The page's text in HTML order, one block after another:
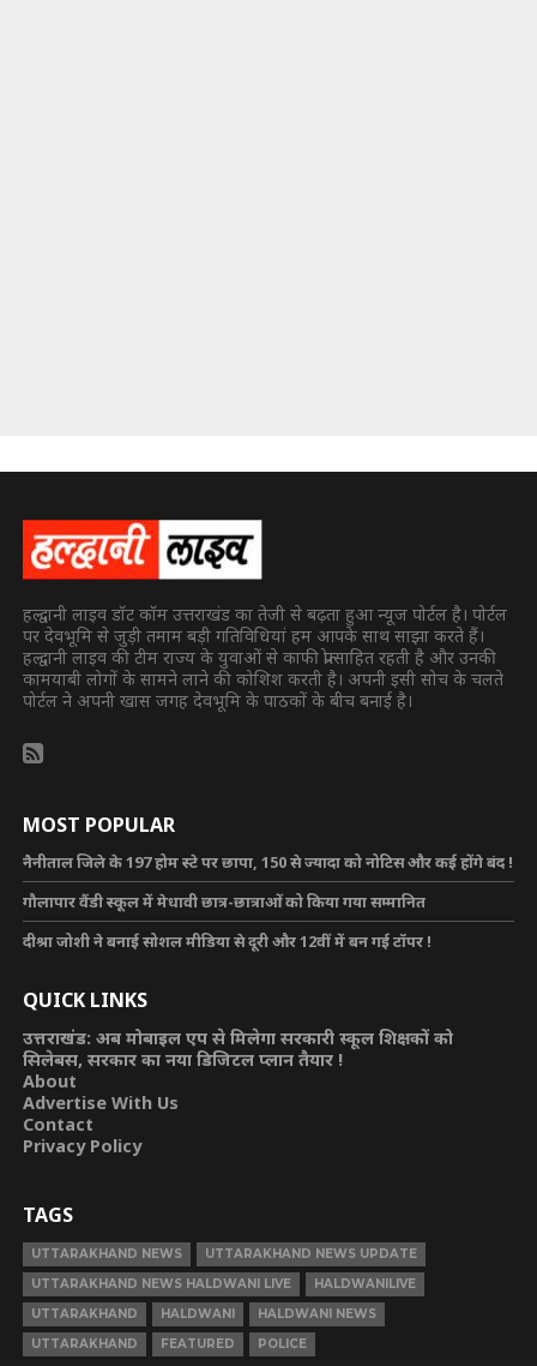
हल्द्वानी लाइव डॉट कॉम उत्तराखंड का तेजी से बढ़ता हुआ न्यूज पोर्टल है। पोर्टल
पर देवभूमि से जुड़ी तमाम बड़ी गतिविधियां हम आपके साथ साझा करते हैं।
हल्द्वानी लाइव की टीम राज्य के युवाओं से काफी प्रोत्साहित रहती है और उनकी
कामयाबी लोगों के सामने लाने की कोशिश करती है। अपनी इसी सोच के चलते
पोर्टल ने अपनी खास जगह देवभूमि के पाठकों के बीच बनाई है।
MOST POPULAR
नैनीताल जिले के 197 होम स्टे पर छापा, 150 से ज्यादा को नोटिस और कई होंगे बंद !
गौलापार वैंडी स्कूल में मेधावी छात्र-छात्राओं को किया गया सम्मानित
दीश्रा जोशी ने बनाई सोशल मीडिया से दूरी और 12वीं में बन गई टॉपर !
QUICK LINKS
उत्तराखंड: अब मोबाइल एप से मिलेगा सरकारी स्कूल शिक्षकों को
सिलेबस, सरकार का नया डिजिटल प्लान तैयार !
About
Advertise With Us
Contact
Privacy Policy
TAGS
UTTARAKHAND NEWS
UTTARAKHAND NEWS UPDATE
UTTARAKHAND NEWS HALDWANI LIVE
HALDWANILIVE
UTTARAKHAND
HALDWANI
HALDWANI NEWS
UTTARAKHAND
FEATURED POLICE